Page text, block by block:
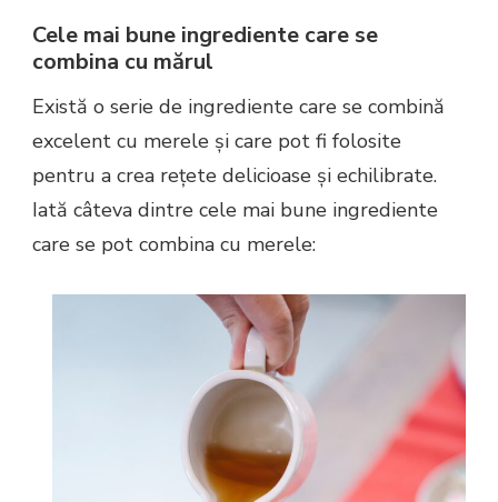
Cele mai bune ingrediente care se
combina cu mărul
Există o serie de ingrediente care se combină
excelent cu merele și care pot fi folosite
pentru a crea rețete delicioase și echilibrate.
Iată câteva dintre cele mai bune ingrediente
care se pot combina cu merele: